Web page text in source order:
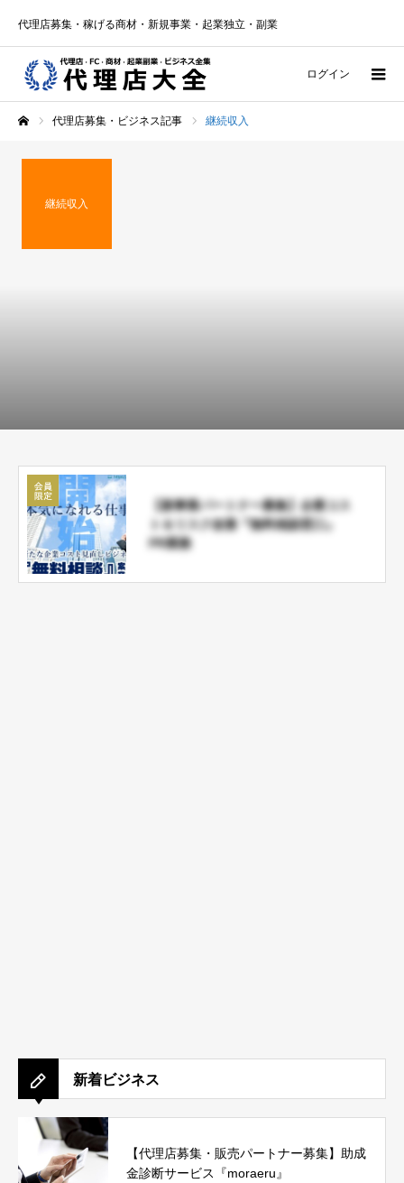
代理店募集・稼げる商材・新規事業・起業独立・副業
ログイン
代理店募集・ビジネス記事 継続収入
継続収入
【新事業パートナー募集】企業コス
ト＆リスク改善『無料相談窓口』
PR業務
新着ビジネス
【代理店募集・販売パートナー募集】助成
金診断サービス『moraeru』